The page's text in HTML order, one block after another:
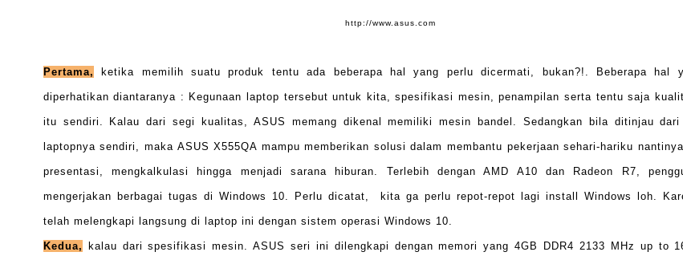
http://www.asus.com
Pertama, ketika memilih suatu produk tentu ada beberapa hal yang perlu dicermati, bukan?!. Beberapa hal
diperhatikan diantaranya : Kegunaan laptop tersebut untuk kita, spesifikasi mesin, penampilan serta tentu saja
itu sendiri. Kalau dari segi kualitas, ASUS memang dikenal memiliki mesin bandel. Sedangkan bila ditinjau dari
laptopnya sendiri, maka ASUS X555QA mampu memberikan solusi dalam membantu pekerjaan sehari-hariku
presentasi, mengkalkulasi hingga menjadi sarana hiburan. Terlebih dengan AMD A10 dan Radeon R7,
mengerjakan berbagai tugas di Windows 10. Perlu dicatat, kita ga perlu repot-repot lagi install Windows loh.
telah melengkapi langsung di laptop ini dengan sistem operasi Windows 10.
Kedua, kalau dari spesifikasi mesin. ASUS seri ini dilengkapi dengan memori yang 4GB DDR4 2133 MHz up to